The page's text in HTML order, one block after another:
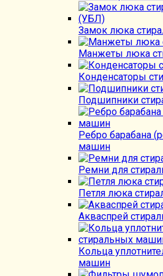
Замок люка
Манжеты люка
Конденсаторы
Подшипники
Ребро барабана
машин
Ремни для
Петля люка
Акваспрей
Кольца
машин